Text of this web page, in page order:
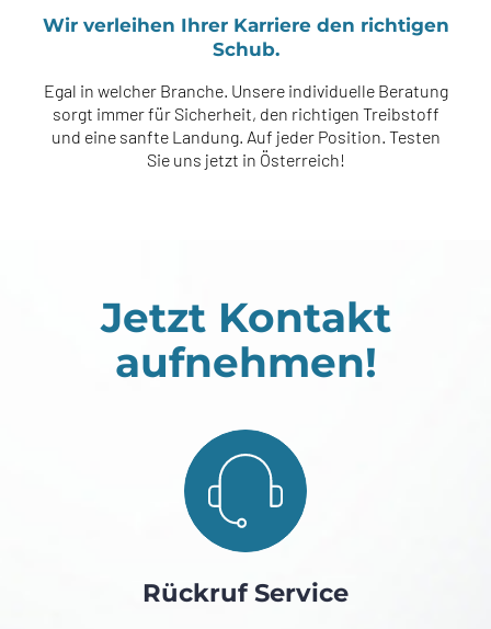
Wir verleihen Ihrer Karriere den richtigen
Schub.
Egal in welcher Branche. Unsere individuelle Beratung
sorgt immer für Sicherheit, den richtigen Treibstoff
und eine sanfte Landung. Auf jeder Position. Testen
Sie uns jetzt in Österreich!
Jetzt Kontakt
aufnehmen!
Rückruf Service